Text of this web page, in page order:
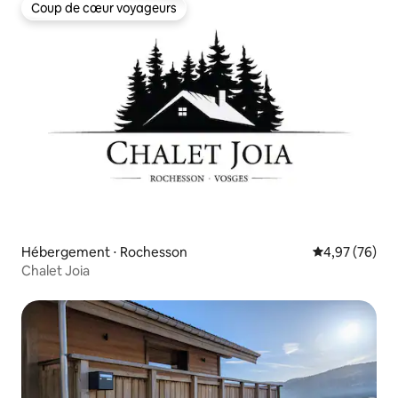
Coup de cœur voyageurs
Coup de cœur voyageurs
Hébergement ⋅ Rochesson Évaluation
4,97 (76)
Chalet Joia